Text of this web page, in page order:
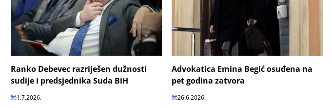
Ranko Debevec razriješen dužnosti
sudije i predsjednika Suda BiH
1.7.2026.
Advokatica Emina Begić osuđena na
pet godina zatvora
26.6.2026.